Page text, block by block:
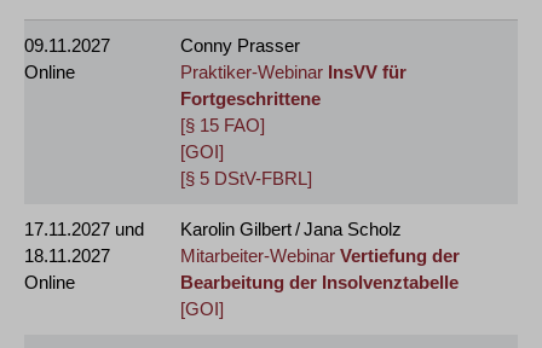
09.11.2027
Online
Conny Prasser
Praktiker-Webinar InsVV für
Fortgeschrittene
[§ 15 FAO]
[GOI]
[§ 5 DStV-FBRL]
17.11.2027 und
18.11.2027
Online
Karolin Gilbert / Jana Scholz
Mitarbeiter-Webinar Vertiefung der
Bearbeitung der Insolvenztabelle
[GOI]